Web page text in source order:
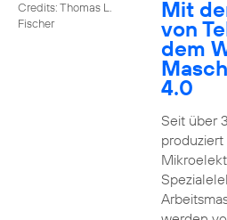
Credits: Thomas L.
Fischer
Mit
von
dem
4.0
Seit über